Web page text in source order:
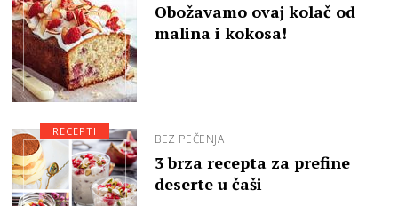
Obožavamo ovaj kolač od
malina i kokosa!
BEZ PEČENJA
3 brza recepta za prefine
deserte u čaši
RECEPTI